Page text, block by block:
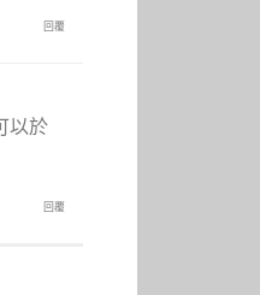
回覆
以於
回覆